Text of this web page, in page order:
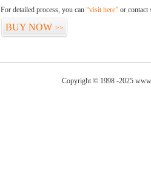
For detailed process, you can “visit here” or contact
BUY NOW >>
Copyright © 1998 -2025